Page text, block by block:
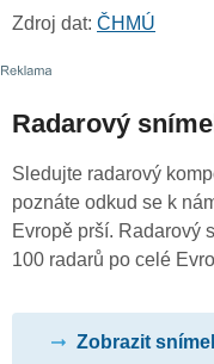
Zdroj dat: ČHMÚ
Radarový
Sledujte radarový
poznáte odkud se k
Evropě prší. Radarový
100 radarů po celé
Zobrazit